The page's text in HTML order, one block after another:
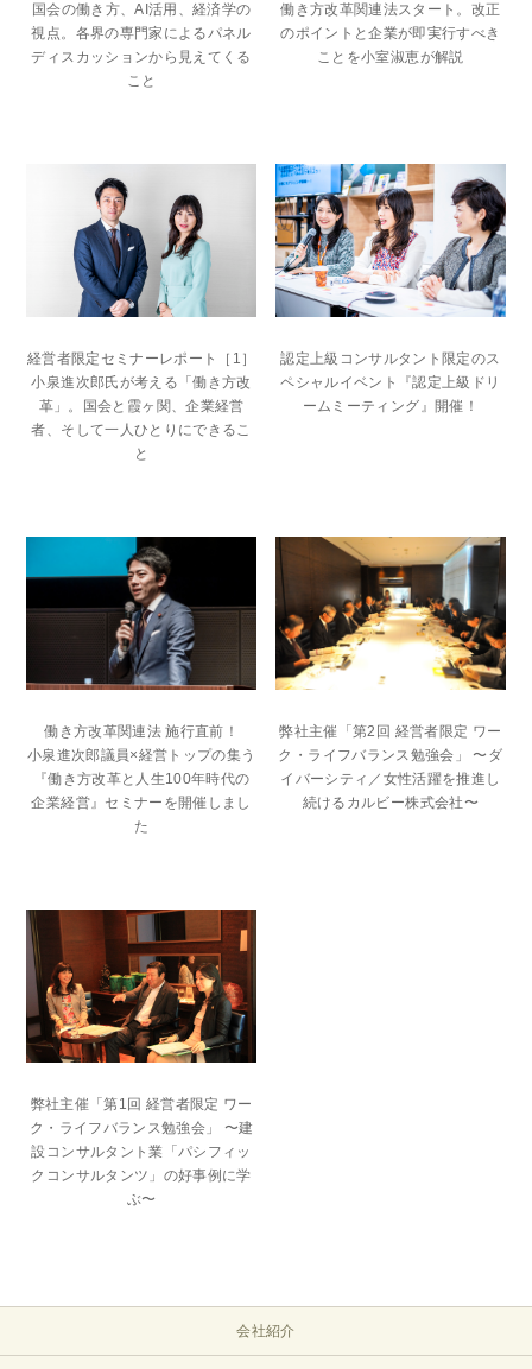
国会の働き方、AI活用、経済学の
視点。各界の専門家によるパネル
ディスカッションから見えてくる
こと
働き方改革関連法スタート。改正
のポイントと企業が即実行すべき
ことを小室淑恵が解説
経営者限定セミナーレポート［1］
小泉進次郎氏が考える「働き方改
革」。国会と霞ヶ関、企業経営
者、そして一人ひとりにできるこ
と
認定上級コンサルタント限定のス
ペシャルイベント『認定上級ドリ
ームミーティング』開催！
働き方改革関連法 施行直前！
小泉進次郎議員×経営トップの集う
『働き方改革と人生100年時代の
企業経営』セミナーを開催しまし
た
弊社主催「第2回 経営者限定 ワー
ク・ライフバランス勉強会」 〜ダ
イバーシティ／女性活躍を推進し
続けるカルビー株式会社〜
弊社主催「第1回 経営者限定 ワー
ク・ライフバランス勉強会」 〜建
設コンサルタント業「パシフィッ
クコンサルタンツ」の好事例に学
ぶ〜
会社紹介